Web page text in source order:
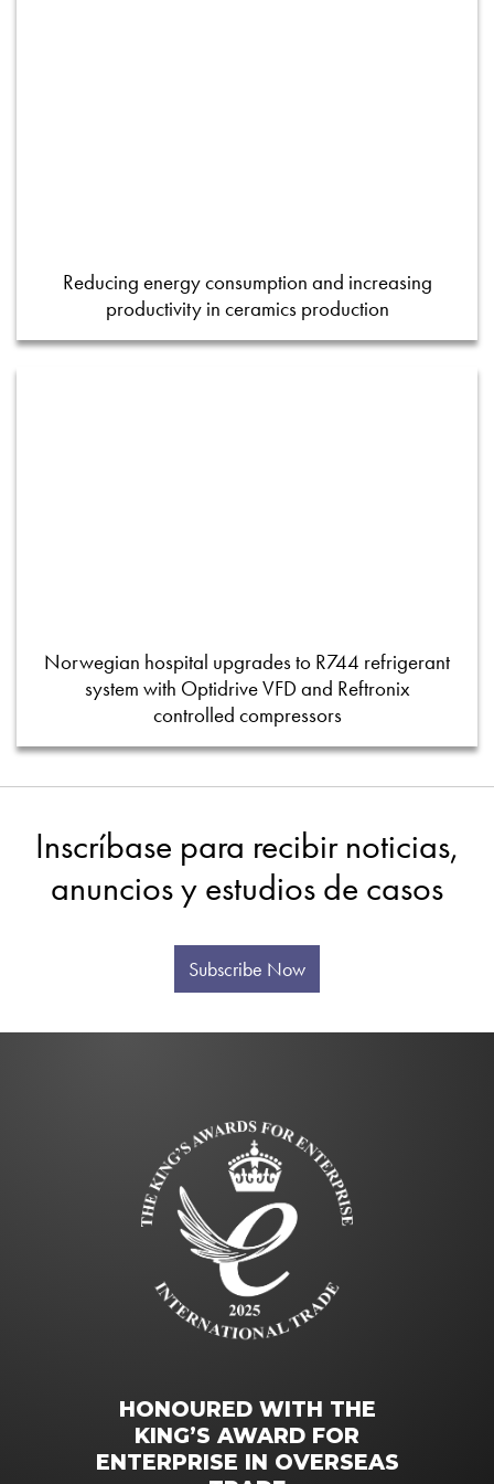
Reducing energy consumption and increasing
productivity in ceramics production
Norwegian hospital upgrades to R744 refrigerant
system with Optidrive VFD and Reftronix
controlled compressors
Inscríbase para recibir noticias,
anuncios y estudios de casos
Subscribe Now
HONOURED WITH THE
KING’S AWARD FOR
ENTERPRISE IN OVERSEAS